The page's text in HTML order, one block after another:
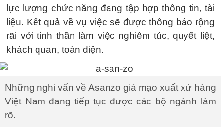
lực lượng chức năng đang tập hợp thông tin, tài
liệu. Kết quả về vụ việc sẽ được thông báo rộng
rãi với tinh thần làm việc nghiêm túc, quyết liệt,
khách quan, toàn diện.
Những nghi vấn về Asanzo giả mạo xuất xứ hàng
Việt Nam đang tiếp tục được các bộ ngành làm
rõ.